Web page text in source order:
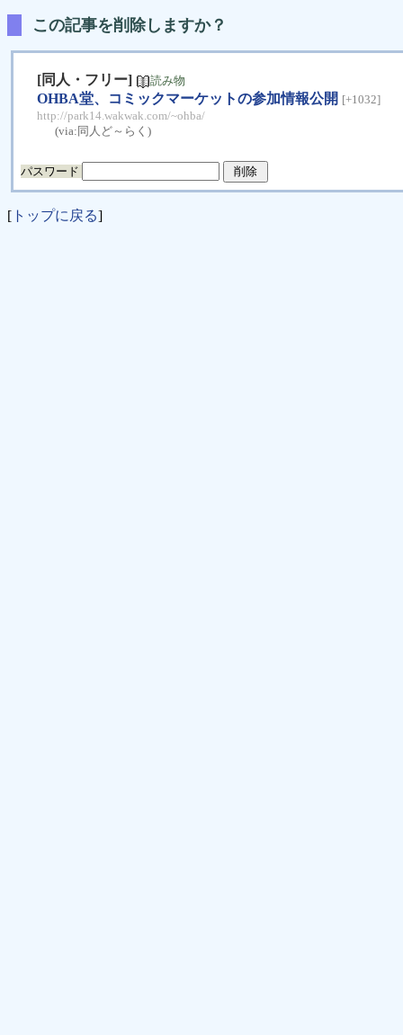
この記事を削除しますか？
[同人・フリー] 読み物
OHBA堂、コミックマーケットの参加情報公開 [+1032]
http://park14.wakwak.com/~ohba/
(via: 同人ど～らく )
パスワード
[ トップに戻る]